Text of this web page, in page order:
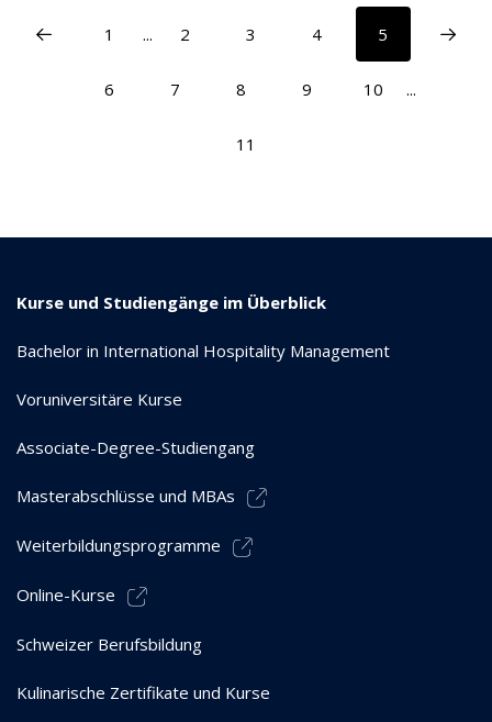
1 ... 2 3 4 5
6 7 8 9 10 ...
11
Kurse und Studiengänge im Überblick
Bachelor in International Hospitality Management
Voruniversitäre Kurse
Associate-Degree-Studiengang
Masterabschlüsse und MBAs
Weiterbildungsprogramme
Online-Kurse
Schweizer Berufsbildung
Kulinarische Zertifikate und Kurse